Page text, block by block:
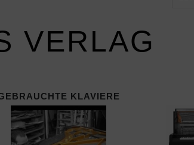
VERLAG
KLAVIERE